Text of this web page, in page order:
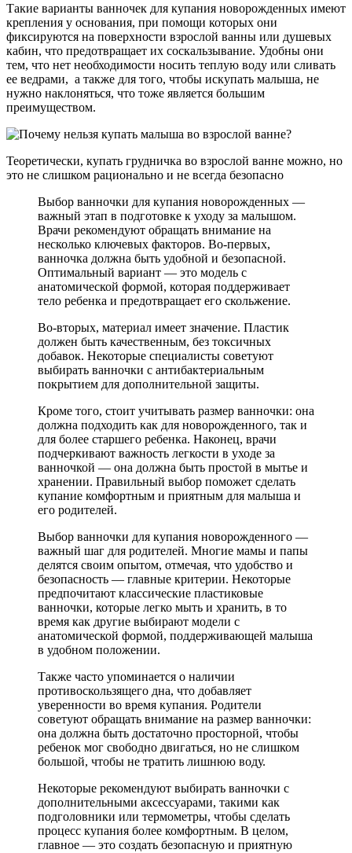
Такие варианты ванночек для купания новорожденных имеют
крепления у основания, при помощи которых они
фиксируются на поверхности взрослой ванны или душевых
кабин, что предотвращает их соскальзывание. Удобны они
тем, что нет необходимости носить теплую воду или сливать
ее ведрами, а также для того, чтобы искупать малыша, не
нужно наклоняться, что тоже является большим
преимуществом.
Теоретически, купать грудничка во взрослой ванне можно, но
это не слишком рационально и не всегда безопасно
Выбор ванночки для купания новорожденных —
важный этап в подготовке к уходу за малышом.
Врачи рекомендуют обращать внимание на
несколько ключевых факторов. Во-первых,
ванночка должна быть удобной и безопасной.
Оптимальный вариант — это модель с
анатомической формой, которая поддерживает
тело ребенка и предотвращает его скольжение.
Во-вторых, материал имеет значение. Пластик
должен быть качественным, без токсичных
добавок. Некоторые специалисты советуют
выбирать ванночки с антибактериальным
покрытием для дополнительной защиты.
Кроме того, стоит учитывать размер ванночки: она
должна подходить как для новорожденного, так и
для более старшего ребенка. Наконец, врачи
подчеркивают важность легкости в уходе за
ванночкой — она должна быть простой в мытье и
хранении. Правильный выбор поможет сделать
купание комфортным и приятным для малыша и
его родителей.
Выбор ванночки для купания новорожденного —
важный шаг для родителей. Многие мамы и папы
делятся своим опытом, отмечая, что удобство и
безопасность — главные критерии. Некоторые
предпочитают классические пластиковые
ванночки, которые легко мыть и хранить, в то
время как другие выбирают модели с
анатомической формой, поддерживающей малыша
в удобном положении.
Также часто упоминается о наличии
противоскользящего дна, что добавляет
уверенности во время купания. Родители
советуют обращать внимание на размер ванночки:
она должна быть достаточно просторной, чтобы
ребенок мог свободно двигаться, но не слишком
большой, чтобы не тратить лишнюю воду.
Некоторые рекомендуют выбирать ванночки с
дополнительными аксессуарами, такими как
подголовники или термометры, чтобы сделать
процесс купания более комфортным. В целом,
главное — это создать безопасную и приятную